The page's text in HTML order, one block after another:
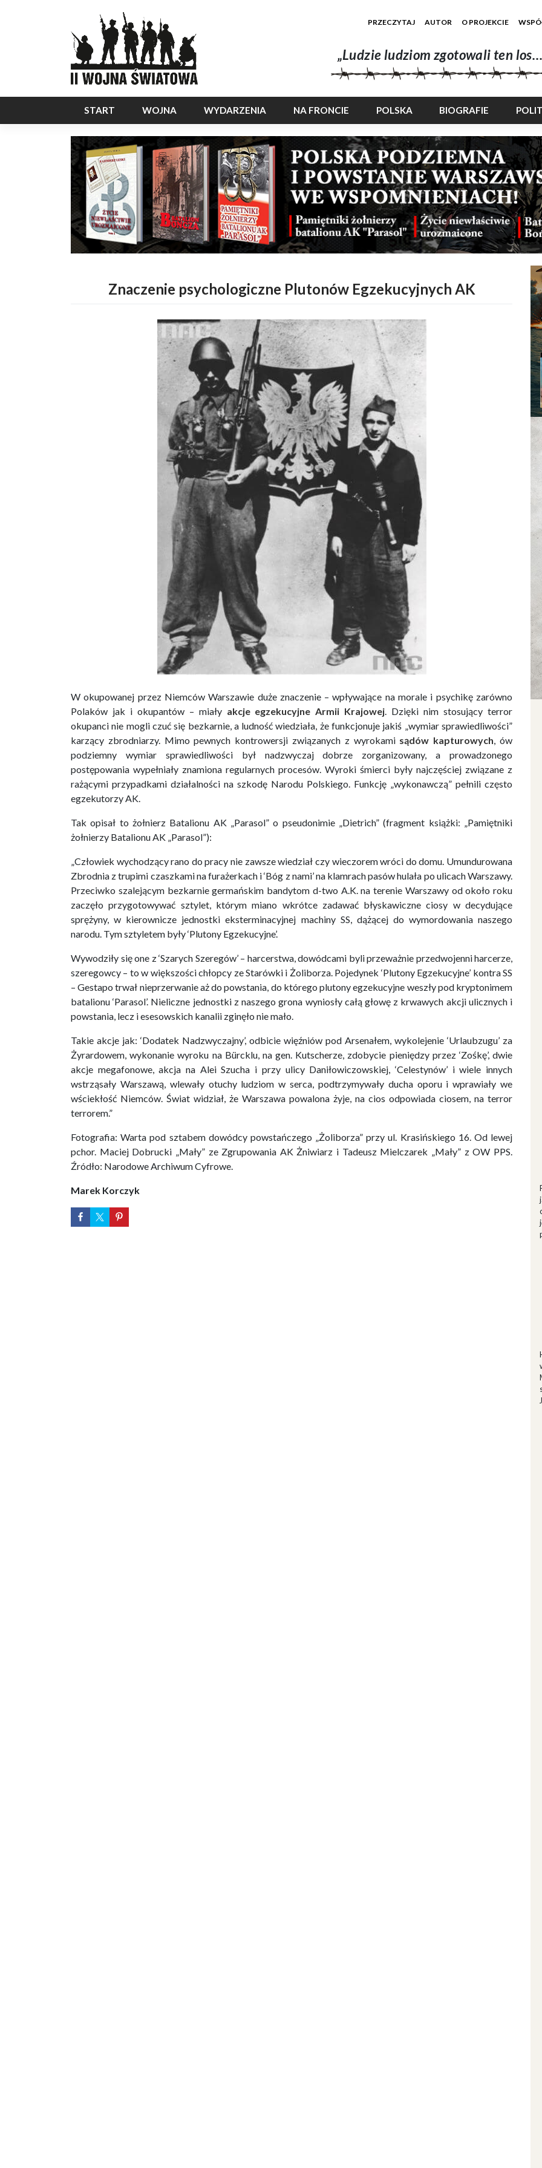
PRZECZYTAJ AUTOR O PROJEKCIE
„Ludzie ludziom zgotowali ten
START WOJNA WYDARZENIA NA FRONCIE POLSKA BIOGRAFIE
Znaczenie psychologiczne Plutonów Egzekucyjnych AK
W okupowanej przez Niemców Warszawie duże znaczenie – wpływające na morale i psychikę zarówno
Polaków jak i okupantów – miały akcje egzekucyjne Armii Krajowej. Dzięki nim stosujący terror
okupanci nie mogli czuć się bezkarnie, a ludność wiedziała, że funkcjonuje jakiś „wymiar sprawiedliwości”
karzący zbrodniarzy. Mimo pewnych kontrowersji związanych z wyrokami sądów kapturowych, ów
podziemny wymiar sprawiedliwości był nadzwyczaj dobrze zorganizowany, a prowadzonego
postępowania wypełniały znamiona regularnych procesów. Wyroki śmierci były najczęściej związane z
rażącymi przypadkami działalności na szkodę Narodu Polskiego. Funkcję „wykonawczą” pełnili często
egzekutorzy AK.
Tak opisał to żołnierz Batalionu AK „Parasol” o pseudonimie „Dietrich” (fragment książki: „Pamiętniki
żołnierzy Batalionu AK „Parasol”):
„Człowiek wychodzący rano do pracy nie zawsze wiedział czy wieczorem wróci do domu. Umundurowana
Zbrodnia z trupimi czaszkami na furażerkach i ‘Bóg z nami’ na klamrach pasów hulała po ulicach Warszawy.
Przeciwko szalejącym bezkarnie germańskim bandytom d-two A.K. na terenie Warszawy od około roku
zaczęło przygotowywać sztylet, którym miano wkrótce zadawać błyskawiczne ciosy w decydujące
sprężyny, w kierownicze jednostki eksterminacyjnej machiny SS, dążącej do wymordowania naszego
narodu. Tym sztyletem były ‘Plutony Egzekucyjne’.
Wywodziły się one z ‘Szarych Szeregów’ – harcerstwa, dowódcami byli przeważnie przedwojenni harcerze,
szeregowcy – to w większości chłopcy ze Starówki i Żoliborza. Pojedynek ‘Plutony Egzekucyjne’ kontra SS
– Gestapo trwał nieprzerwanie aż do powstania, do którego plutony egzekucyjne weszły pod kryptonimem
batalionu ‘Parasol’. Nieliczne jednostki z naszego grona wyniosły całą głowę z krwawych akcji ulicznych i
powstania, lecz i esesowskich kanalii zginęło nie mało.
Takie akcje jak: ‘Dodatek Nadzwyczajny’, odbicie więźniów pod Arsenałem, wykolejenie ‘Urlaubzugu’ za
Żyrardowem, wykonanie wyroku na Bürcklu, na gen. Kutscherze, zdobycie pieniędzy przez ‘Zośkę’, dwie
akcje megafonowe, akcja na Alei Szucha i przy ulicy Daniłowiczowskiej, ‘Celestynów’ i wiele innych
wstrząsały Warszawą, wlewały otuchy ludziom w serca, podtrzymywały ducha oporu i wprawiały we
wściekłość Niemców. Świat widział, że Warszawa powalona żyje, na cios odpowiada ciosem, na terror
terrorem.”
Fotografia: Warta pod sztabem dowódcy powstańczego „Żoliborza” przy ul. Krasińskiego 16. Od lewej
pchor. Maciej Dobrucki „Mały” ze Zgrupowania AK Żniwiarz i Tadeusz Mielczarek „Mały” z OW PPS.
Źródło: Narodowe Archiwum Cyfrowe.
Marek Korczyk